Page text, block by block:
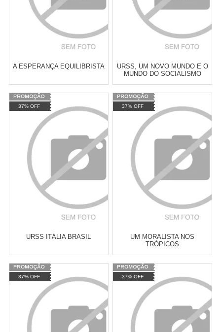
A ESPERANÇA EQUILIBRISTA
Varejo:
Atacado: R$ 2.550,90 (Apenas
Revendedor)
10 x
Cat:
CONTEMPORÂNEA
COMPRAR
URSS, UM NOVO MUNDO E O
MUNDO DO SOCIALISMO
Varejo:
Atacado: R$ 2.550,90 (Apenas
Revendedor)
10
Cat:
COMPRAR
37% OFF
URSS ITÁLIA BRASIL
Varejo:
Atacado: R$ 2.550,90 (Apenas
Revendedor)
10 x
POLÍTICA BRASILEIRA
COMPRAR
37% OFF
UM MORALISTA NOS
TRÓPICOS
Varejo:
Atacado: R$ 2.550,90 (Apenas
Revendedor)
10
Cat:
COMPRAR
37% OFF 37% OFF